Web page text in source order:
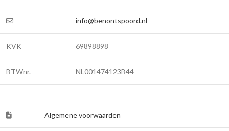
info@benontspoord.nl
KVK 69898898
BTWnr. NL001474123B44
Algemene voorwaarden